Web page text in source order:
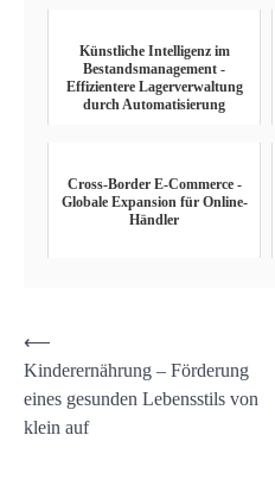
Künstliche Intelligenz im
Bestandsmanagement -
Effizientere Lagerverwaltung
durch Automatisierung
Cross-Border E-Commerce -
Globale Expansion für Online-
Händler
Post
navigation
⟵
Kinderernährung – Förderung
eines gesunden Lebensstils von
klein auf